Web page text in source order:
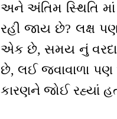
અને અંતિમ સ્થિતિ
રહી જાય છે? લક્ષ
એક છે, સમય નું
છે, લઈ જવાવાળા
કારણને જોઈ રહ્યાં